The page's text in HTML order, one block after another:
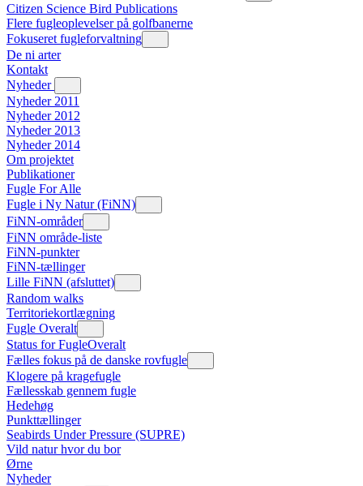
Citizen Science Bird Publications
Flere fugleoplevelser på golfbanerne
Fokuseret fugleforvaltning
De ni arter
Kontakt
Nyheder
Nyheder 2011
Nyheder 2012
Nyheder 2013
Nyheder 2014
Om projektet
Publikationer
Fugle For Alle
Fugle i Ny Natur (FiNN)
FiNN-områder
FiNN område-liste
FiNN-punkter
FiNN-tællinger
Lille FiNN (afsluttet)
Random walks
Territoriekortlægning
Fugle Overalt
Status for FugleOveralt
Fælles fokus på de danske rovfugle
Klogere på kragefugle
Fællesskab gennem fugle
Hedehøg
Punkttællinger
Seabirds Under Pressure (SUPRE)
Vild natur hvor du bor
Ørne
Nyheder